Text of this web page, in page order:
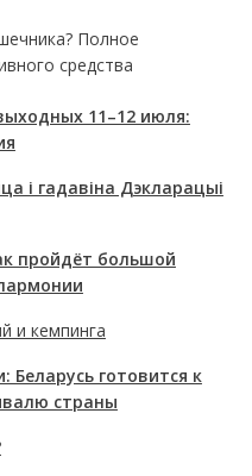
Полное
средства
11–12 июля:
і гадавіна Дэкларацыі
пройдёт большой
и кемпинга
Беларусь готовится к
страны